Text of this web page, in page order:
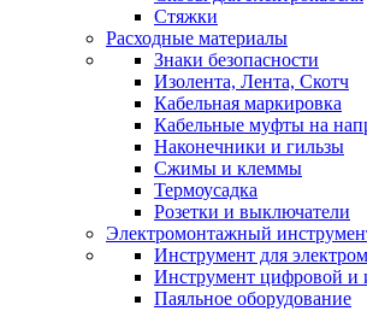
Стяжки
Расходные материалы
Знаки безопасности
Изолента, Лента, Скотч
Кабельная маркировка
Кабельные муфты на
Наконечники и гильзы
Сжимы и клеммы
Термоусадка
Розетки и выключатели
Электромонтажный
Инструмент для
Инструмент цифровой и
Паяльное оборудование